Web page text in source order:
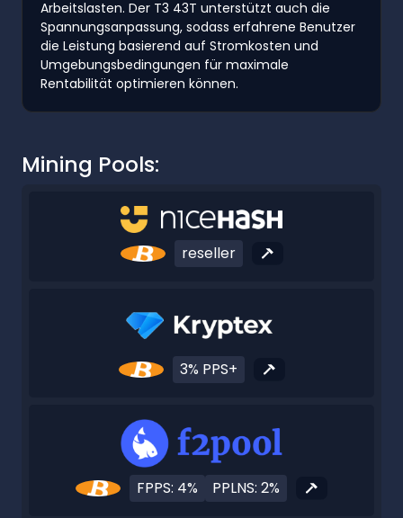
Arbeitslasten. Der T3 43T unterstützt auch die
Spannungsanpassung, sodass erfahrene Benutzer
die Leistung basierend auf Stromkosten und
Umgebungsbedingungen für maximale
Rentabilität optimieren können.
Mining Pools:
reseller
3% PPS+
FPPS: 4% PPLNS: 2%